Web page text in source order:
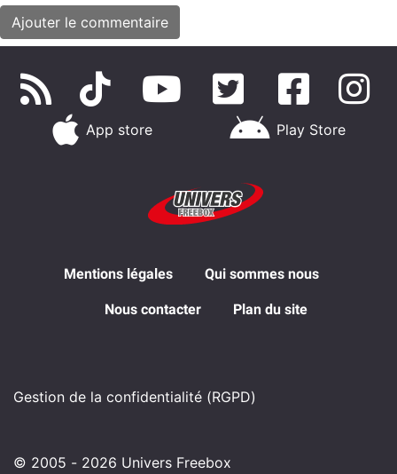
App store Play Store
Mentions légales Qui sommes nous
Nous contacter Plan du site
Gestion de la confidentialité (RGPD)
© 2005 - 2026 Univers Freebox